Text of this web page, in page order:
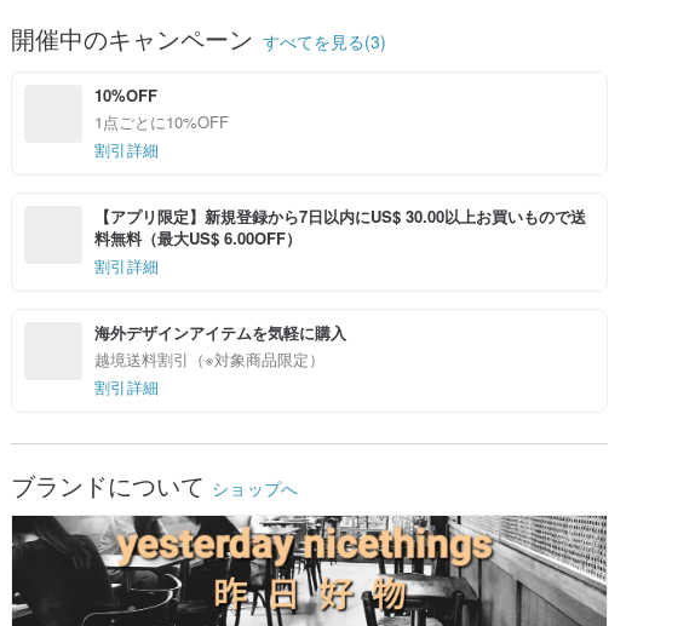
開催中のキャンペーン すべてを見る(3)
10%OFF
1点ごとに10%OFF
割引詳細
【アプリ限定】新規登録から7日以内にUS$ 30.00以上お買いもので送
料無料（最大US$ 6.00OFF）
割引詳細
海外デザインアイテムを気軽に購入
越境送料割引（※対象商品限定）
割引詳細
ブランドについて ショップへ